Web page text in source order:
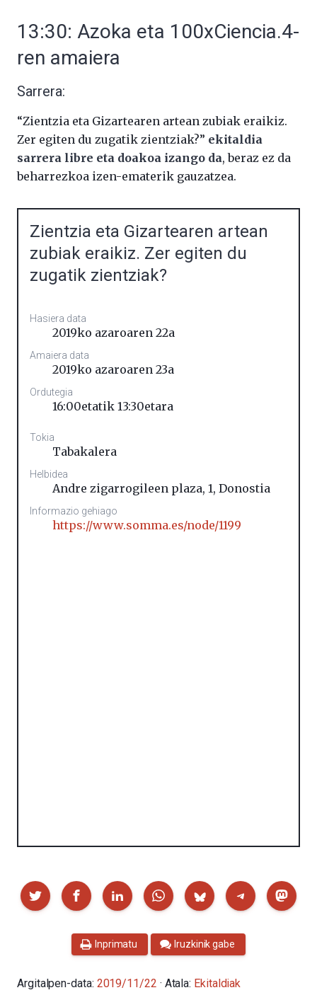
13:30: Azoka eta 100xCiencia.4-
ren amaiera
Sarrera:
“Zientzia eta Gizartearen artean zubiak eraikiz.
Zer egiten du zugatik zientziak?” ekitaldia
sarrera libre eta doakoa izango da, beraz ez da
beharrezkoa izen-ematerik gauzatzea.
Zientzia eta Gizartearen artean
zubiak eraikiz. Zer egiten du
zugatik zientziak?
Hasiera data
2019ko azaroaren 22a
Amaiera data
2019ko azaroaren 23a
Ordutegia
16:00etatik 13:30etara
Tokia
Tabakalera
Helbidea
Andre zigarrogileen plaza, 1, Donostia
Informazio gehiago
https://www.somma.es/node/1199
Partekatu
Inprimatu Iruzkinik gabe
Argitalpen-data: 2019/11/22 · Atala: Ekitaldiak